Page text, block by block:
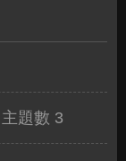
主題數 3